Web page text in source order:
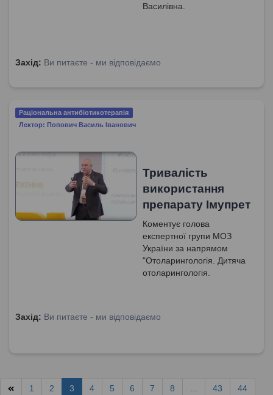
Василівна.
Захід: Ви питаєте - ми відповідаємо
Раціональна антибіотикотерапія
Лектор: Попович Василь Іванович
Тривалість
використання
препарату Імупрет
Коментує голова
експертної групи МОЗ
України за напрямом
"Отоларингологія. Дитяча
отоларингологія.
Захід: Ви питаєте - ми відповідаємо
1 2 3 4 5 6 7 8 43 44